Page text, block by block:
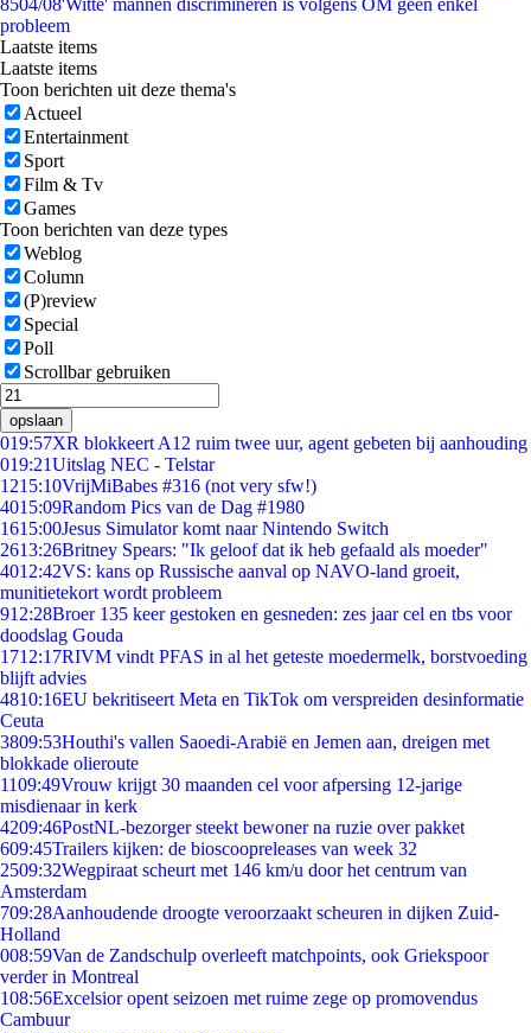
8504/08'Witte' mannen discrimineren is volgens OM geen enkel
probleem
Laatste items
Laatste items
Toon berichten uit deze thema's
Actueel
Entertainment
Sport
Film & Tv
Games
Toon berichten van deze types
Weblog
Column
(P)review
Special
Poll
Scrollbar gebruiken
opslaan
019:57XR blokkeert A12 ruim twee uur, agent gebeten bij aanhouding
019:21Uitslag NEC - Telstar
1215:10VrijMiBabes #316 (not very sfw!)
4015:09Random Pics van de Dag #1980
1615:00Jesus Simulator komt naar Nintendo Switch
2613:26Britney Spears: "Ik geloof dat ik heb gefaald als moeder"
4012:42VS: kans op Russische aanval op NAVO-land groeit,
munitietekort wordt probleem
912:28Broer 135 keer gestoken en gesneden: zes jaar cel en tbs voor
doodslag Gouda
1712:17RIVM vindt PFAS in al het geteste moedermelk, borstvoeding
blijft advies
4810:16EU bekritiseert Meta en TikTok om verspreiden desinformatie
Ceuta
3809:53Houthi's vallen Saoedi-Arabië en Jemen aan, dreigen met
blokkade olieroute
1109:49Vrouw krijgt 30 maanden cel voor afpersing 12-jarige
misdienaar in kerk
4209:46PostNL-bezorger steekt bewoner na ruzie over pakket
609:45Trailers kijken: de bioscoopreleases van week 32
2509:32Wegpiraat scheurt met 146 km/u door het centrum van
Amsterdam
709:28Aanhoudende droogte veroorzaakt scheuren in dijken Zuid-
Holland
008:59Van de Zandschulp overleeft matchpoints, ook Griekspoor
verder in Montreal
108:56Excelsior opent seizoen met ruime zege op promovendus
Cambuur